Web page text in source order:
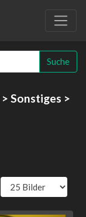
Suche
> Sonstiges >